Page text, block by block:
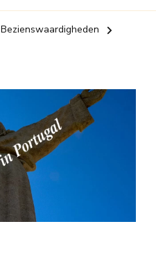
Bezienswaardigheden